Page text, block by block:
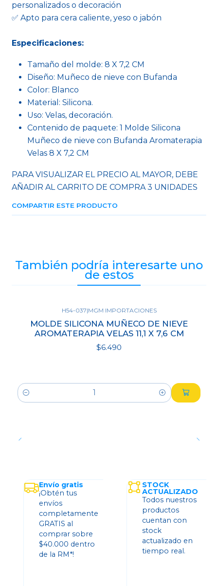
personalizados o decoración
✅ Apto para cera caliente, yeso o jabón
Especificaciones:
Tamaño del molde: 8 X 7,2 CM
Diseño: Muñeco de nieve con Bufanda
Color: Blanco
Material: Silicona.
Uso: Velas, decoración.
Contenido de paquete: 1 Molde Silicona
Muñeco de nieve con Bufanda Aromaterapia
Velas 8 X 7,2 CM
PARA VISUALIZAR EL PRECIO AL MAYOR, DEBE
AÑADIR AL CARRITO DE COMPRA 3 UNIDADES
COMPARTIR ESTE PRODUCTO
También podría interesarte uno
de estos
H54-037|MGM IMPORTACIONES
MOLDE SILICONA MUÑECO DE NIEVE
AROMATERAPIA VELAS 11,1 X 7,6 CM
$6.490
Cantidad
Envío gratis
¡Obtén tus
envíos
completamente
GRATIS al
comprar sobre
$40.000 dentro
de la RM*!
STOCK
ACTUALIZADO
Todos nuestros
productos
cuentan con
stock
actualizado en
tiempo real.